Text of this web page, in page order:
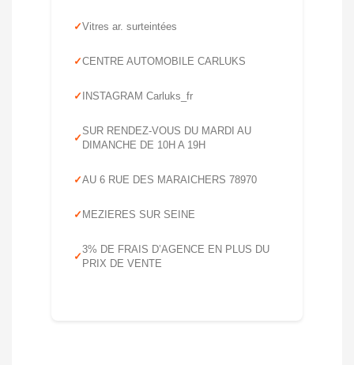
Vitres ar. surteintées
CENTRE AUTOMOBILE CARLUKS
INSTAGRAM Carluks_fr
SUR RENDEZ-VOUS DU MARDI AU
DIMANCHE DE 10H A 19H
AU 6 RUE DES MARAICHERS 78970
MEZIERES SUR SEINE
3% DE FRAIS D’AGENCE EN PLUS DU
PRIX DE VENTE